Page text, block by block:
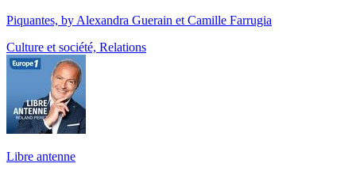
Piquantes, by Alexandra Guerain et Camille Farrugia
Culture et société, Relations
Libre antenne